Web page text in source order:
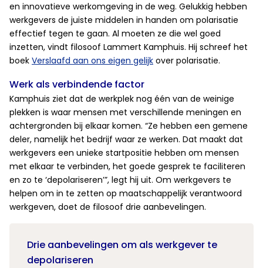
en innovatieve werkomgeving in de weg. Gelukkig hebben
werkgevers de juiste middelen in handen om polarisatie
effectief tegen te gaan. Al moeten ze die wel goed
inzetten, vindt filosoof Lammert Kamphuis. Hij schreef het
boek Verslaafd aan ons eigen gelijk over polarisatie.
Werk als verbindende factor
Kamphuis ziet dat de werkplek nog één van de weinige
plekken is waar mensen met verschillende meningen en
achtergronden bij elkaar komen. “Ze hebben een gemene
deler, namelijk het bedrijf waar ze werken. Dat maakt dat
werkgevers een unieke startpositie hebben om mensen
met elkaar te verbinden, het goede gesprek te faciliteren
en zo te ‘depolariseren’”, legt hij uit. Om werkgevers te
helpen om in te zetten op maatschappelijk verantwoord
werkgeven, doet de filosoof drie aanbevelingen.
Drie aanbevelingen om als werkgever te
depolariseren